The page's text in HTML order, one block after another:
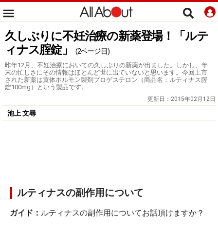
久しぶりに不妊治療の新薬登場！「ルテ
ィナス腟錠」
(2ページ目)
昨年12月、不妊治療においての久しぶりの新薬が出ました。しかし、年
末の忙しさにその情報はほとんど世に出ていないと思います。今回上市
された新薬は黄体ホルモン製剤プロゲステロン（商品名：ルティナス腟
錠100mg）という製品です。
更新日： 2015年02月12日
池上 文尋
ルティナスの副作用について
ガイド： ルティナスの副作用についてお話頂けますか？